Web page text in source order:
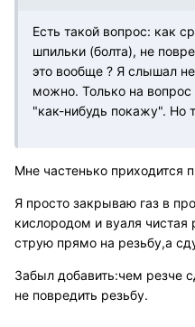
Есть такой вопрос: как
шпильки (болта), не
это вообще ? Я слышал
можно. Только на
"как-нибудь покажу". Но
Мне частенько приходится
Я просто закрываю газ в
кислородом и вуаля чистая
струю прямо на резьбу,а
Забыл добавить:чем резче
не повредить резьбу.